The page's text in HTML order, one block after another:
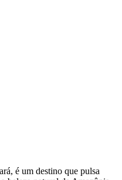
é um destino que pulsa